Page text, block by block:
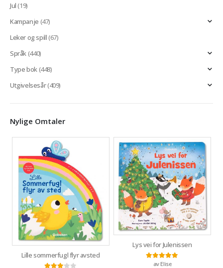
Jul(19)
Kampanje (47)
Leker og spill(67)
Språk(440)
Type bok(448)
Utgivelsesår(409)
Nylige Omtaler
Lille sommerfugl flyr avsted
Lys vei for Julenissen
Vurdert5
av Elise